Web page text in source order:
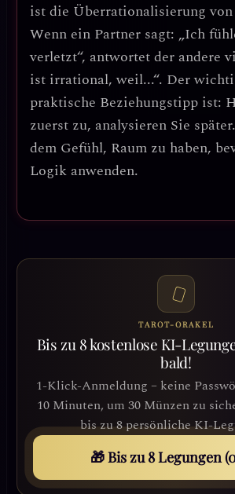
ist die Überrationalisierung
Wenn ein Partner sagt: „Ich
verletzt“, antwortet der andere
ist irrational, weil...“. Der
praktische Beziehungstipp ist:
zuerst zu, analysieren Sie später.
dem Gefühl, Raum zu haben,
Logik anwenden.
TAROT-ORAKEL
Bis zu 8 kostenlose KI-
bald!
1-Klick-Anmeldung – keine
10 Minuten, um 30 Münzen zu
bis zu 8 persönliche KI-
🎁 Bis zu 8 Legungen